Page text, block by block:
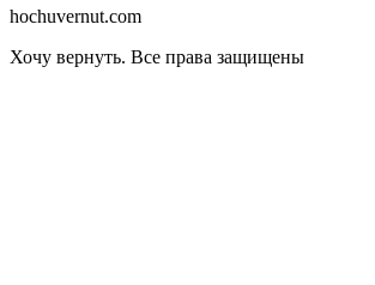
hochuvernut.com
Хочу вернуть. Все права защищены